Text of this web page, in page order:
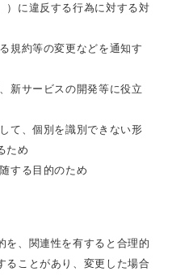
）に違反する行為に対する対
規約等の変更などを通知す
新サービスの開発等に役立
て、個別を識別できない形
ため
する目的のため
を、関連性を有すると合理的
ることがあり、変更した場合